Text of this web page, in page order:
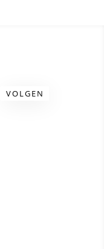
VOLGEN